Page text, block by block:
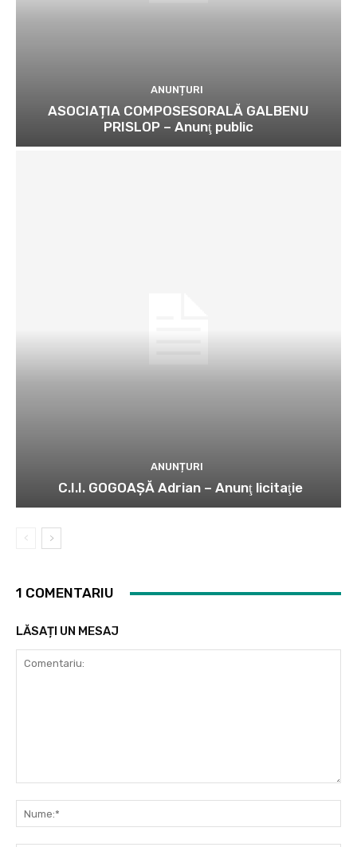
ANUNȚURI
ASOCIAȚIA COMPOSESORALĂ GALBENU
PRISLOP – Anunţ public
ANUNȚURI
C.I.I. GOGOAŞĂ Adrian – Anunţ licitaţie
1 COMENTARIU
LĂSAȚI UN MESAJ